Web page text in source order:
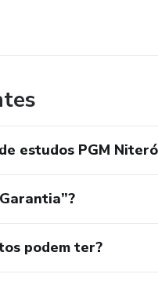
estudos PGM
podem ter?